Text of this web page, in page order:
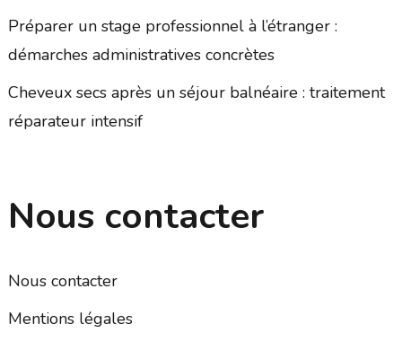
Préparer un stage professionnel à l’étranger :
démarches administratives concrètes
Cheveux secs après un séjour balnéaire : traitement
réparateur intensif
Nous contacter
Nous contacter
Mentions légales